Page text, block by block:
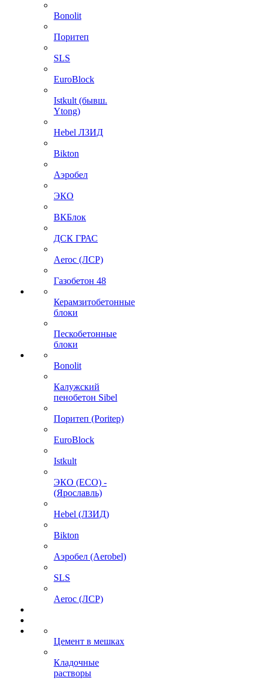
Bonolit
Поритеп
SLS
EuroBlock
Istkult (бывш.
Ytong)
Hebel ЛЗИД
Bikton
Аэробел
ЭКО
ВКБлок
ДСК ГРАС
Aeroc (ЛСР)
Газобетон 48
Керамзитобетонные
блоки
Пескобетонные
блоки
Bonolit
Калужский
пенобетон Sibel
Поритеп (Poritep)
EuroBlock
Istkult
ЭКО (ECO) -
(Ярославль)
Hebel (ЛЗИД)
Bikton
Аэробел (Aerobel)
SLS
Aeroc (ЛСР)
Цемент в мешках
Кладочные
растворы